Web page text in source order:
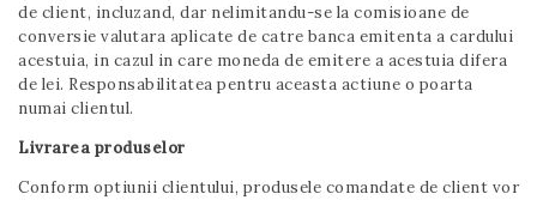
de client, incluzand, dar nelimitandu-se la comisioane de
conversie valutara aplicate de catre banca emitenta a cardului
acestuia, in cazul in care moneda de emitere a acestuia difera
de lei. Responsabilitatea pentru aceasta actiune o poarta
numai clientul.
Livrarea produselor
Conform optiunii clientului, produsele comandate de client vor